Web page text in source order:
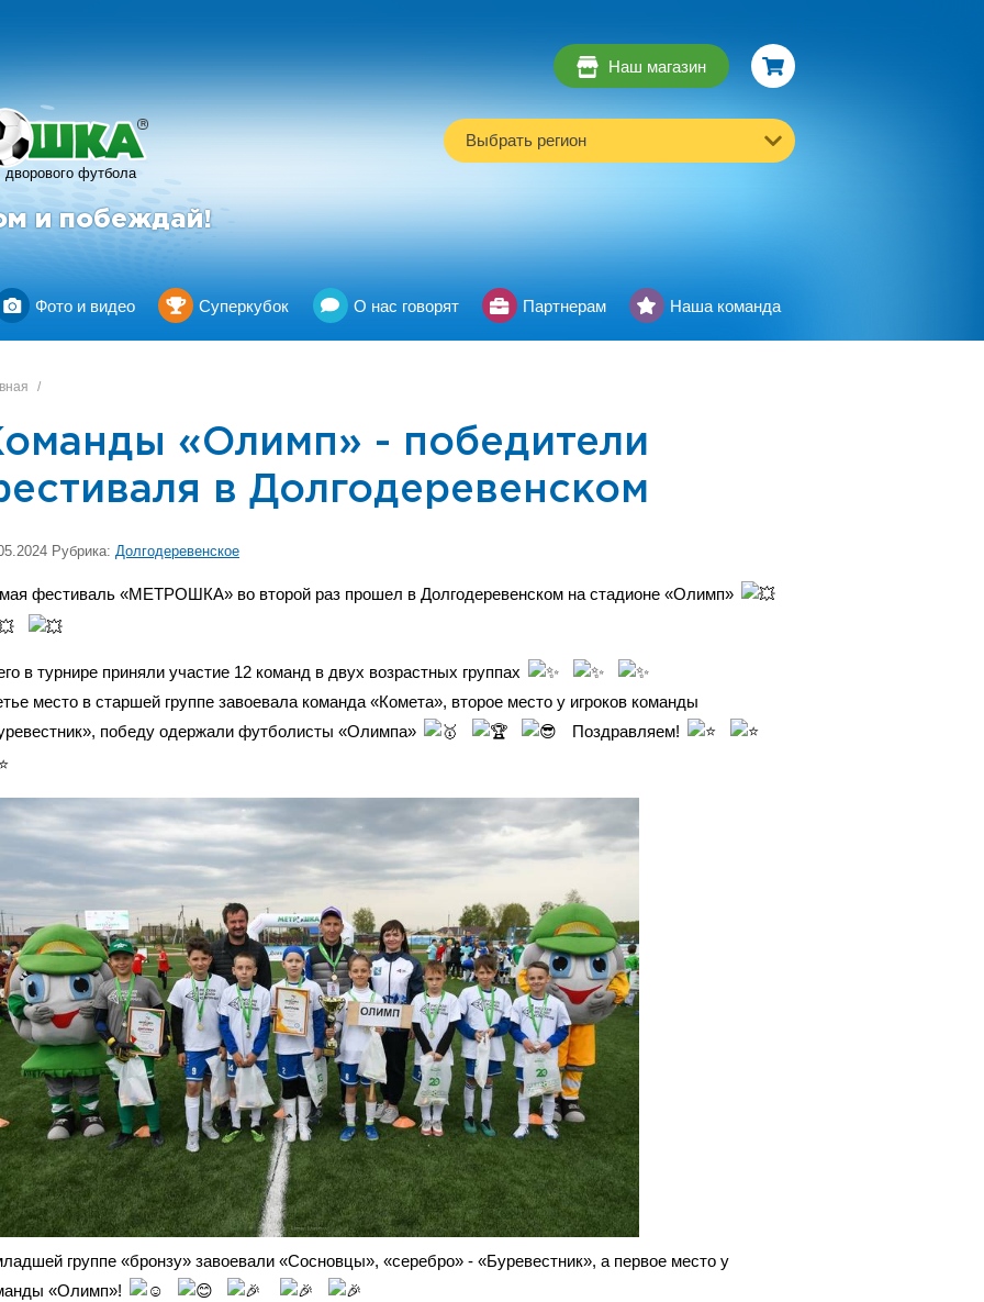
дворового футбола
R
и побеждай!
Наш магазин
Выбрать регион
Фото и видео Суперкубок О нас говорят Партнерам Наша команда
/
«Олимп» - победители
в Долгодеревенском
Рубрика: Долгодеревенское
фестиваль «МЕТРОШКА» во второй раз прошел в Долгодеревенском на стадионе «Олимп»
в турнире приняли участие 12 команд в двух возрастных группах
место в старшей группе завоевала команда «Комета», второе место у игроков команды
победу одержали футболисты «Олимпа»
Поздравляем!
группе «бронзу» завоевали «Сосновцы», «серебро» - «Буревестник», а первое место у
«Олимп»!